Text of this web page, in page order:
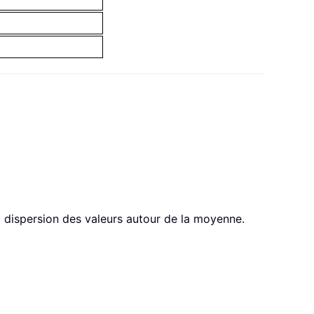
des valeurs autour de la moyenne.